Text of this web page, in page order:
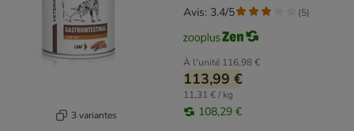
3 variantes
À l'unité 116,98 €
113,99 €
11,31 € / kg
108,29 €
Avis: 3.4/5 (5)